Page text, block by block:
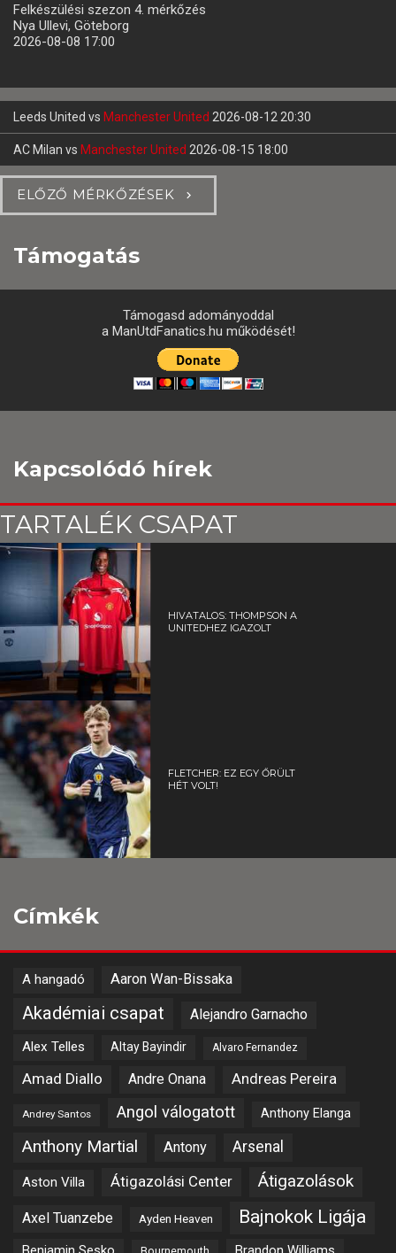
Felkészülési szezon 4. mérkőzés
Nya Ullevi, Göteborg
2026-08-08 17:00
Leeds United vs Manchester United 2026-08-12 20:30
AC Milan vs Manchester United 2026-08-15 18:00
ELŐZŐ MÉRKŐZÉSEK
Támogatás
Támogasd adományoddal
a ManUtdFanatics.hu működését!
Kapcsolódó hírek
TARTALÉK CSAPAT
HIVATALOS: THOMPSON A
UNITEDHEZ IGAZOLT
FLETCHER: EZ EGY ŐRÜLT
HÉT VOLT!
Címkék
A hangadó Aaron Wan-Bissaka
Akadémiai csapat Alejandro Garnacho
Alex Telles Altay Bayindir Alvaro Fernandez
Amad Diallo Andre Onana Andreas Pereira
Andrey Santos Angol válogatott Anthony Elanga
Anthony Martial Antony Arsenal
Aston Villa Átigazolási Center Átigazolások
Axel Tuanzebe Ayden Heaven Bajnokok Ligája